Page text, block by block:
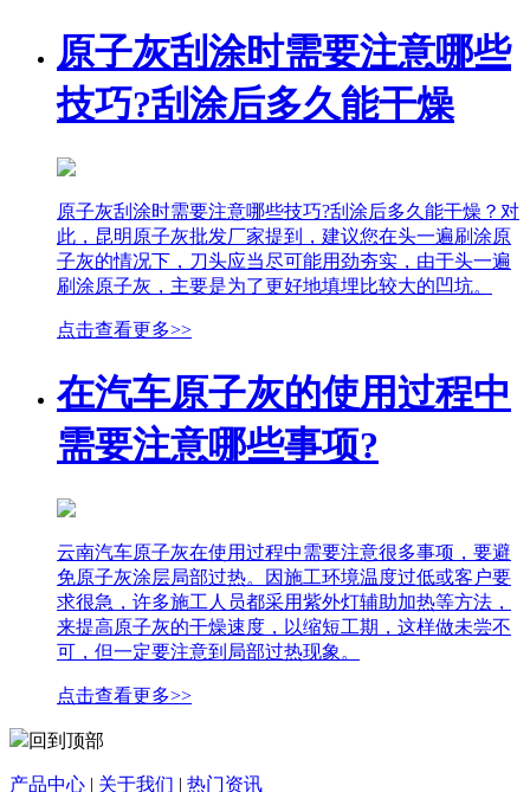
原子灰刮涂时需要注意哪些
技巧?刮涂后多久能干燥
原子灰刮涂时需要注意哪些技巧?刮涂后多久能干燥？对
此，昆明原子灰批发厂家提到，建议您在头一遍刷涂原
子灰的情况下，刀头应当尽可能用劲夯实，由于头一遍
刷涂原子灰，主要是为了更好地填埋比较大的凹坑。
点击查看更多>>
在汽车原子灰的使用过程中
需要注意哪些事项?
云南汽车原子灰在使用过程中需要注意很多事项，要避
免原子灰涂层局部过热。因施工环境温度过低或客户要
求很急，许多施工人员都采用紫外灯辅助加热等方法，
来提高原子灰的干燥速度，以缩短工期，这样做未尝不
可，但一定要注意到局部过热现象。
点击查看更多>>
回到顶部
产品中心 | 关于我们 | 热门资讯